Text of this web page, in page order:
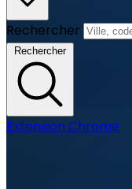
Rechercher
Rechercher
Extension Chrome